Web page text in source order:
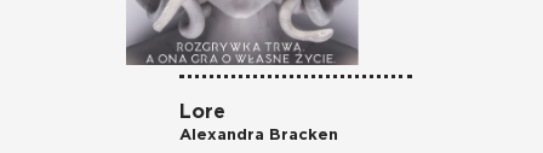
Lore
Alexandra Bracken